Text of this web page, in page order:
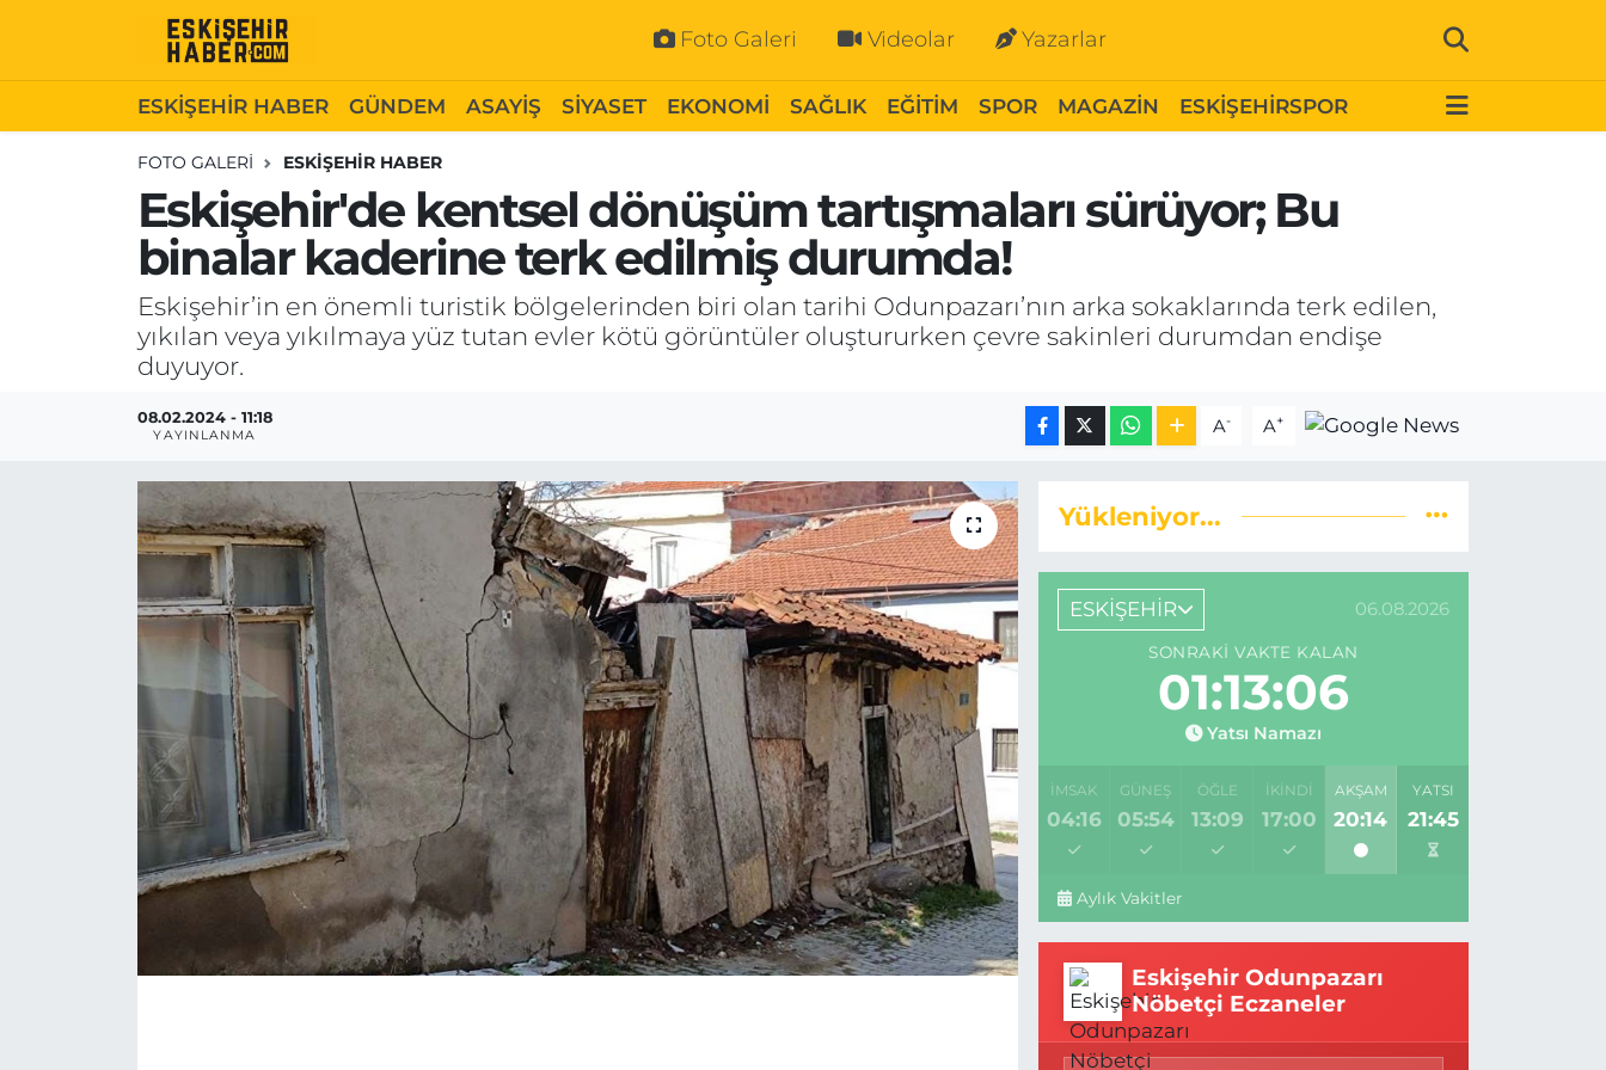
Foto Galeri Videolar Yazarlar
ESKİŞEHİR HABER GÜNDEM ASAYİŞ SİYASET EKONOMİ SAĞLIK EĞİTİM SPOR MAGAZİN ESKİŞEHİRSPOR
FOTO GALERI ESKİŞEHİR HABER
Eskişehir'de kentsel dönüşüm tartışmaları sürüyor; Bu
binalar kaderine terk edilmiş durumda!
Eskişehir’in en önemli turistik bölgelerinden biri olan tarihi Odunpazarı’nın arka sokaklarında terk edilen,
yıkılan veya yıkılmaya yüz tutan evler kötü görüntüler oluştururken çevre sakinleri durumdan endişe
duyuyor.
08.02.2024 - 11:18
YAYINLANMA A- A+
Yükleniyor...
ESKİŞEHİR 06.08.2026
SONRAKI VAKTE KALAN
01:13:04
Yatsı Namazı
İMSAK
04:16
GÜNEŞ
05:54
ÖĞLE
13:09
İKINDI
17:00
AKŞAM
20:14
YATSI
21:45
Aylık Vakitler
Eskişehir Odunpazarı
Nöbetçi Eczaneler
ESKİŞEHİR HABER
GÜNDEM
SİYASET
EKONOMİ
ESKİŞEHİRSPOR
Gizlilik Politikası
Hakkımızda
İletişim
Odunpazarı Hava Durumu
Odunpazarı Trafik Yoğunluk Haritası
Süper Lig Puan Durumu ve Fikstür
Tüm Manşetler
Son Dakika Haberleri